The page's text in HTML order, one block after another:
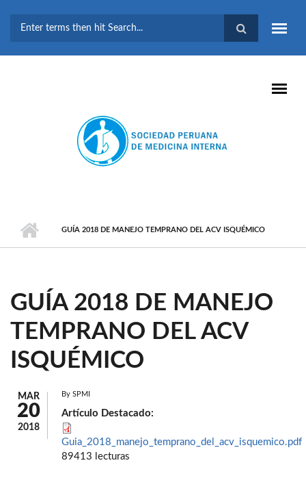
BÚSQUEDA
GUÍA 2018 DE MANEJO TEMPRANO DEL ACV ISQUÉMICO
GUÍA 2018 DE MANEJO
TEMPRANO DEL ACV
ISQUÉMICO
MAR
20
2018
By SPMI
Artículo Destacado:
Guia_2018_manejo_temprano_del_acv_isquemico.pdf
89413 lecturas